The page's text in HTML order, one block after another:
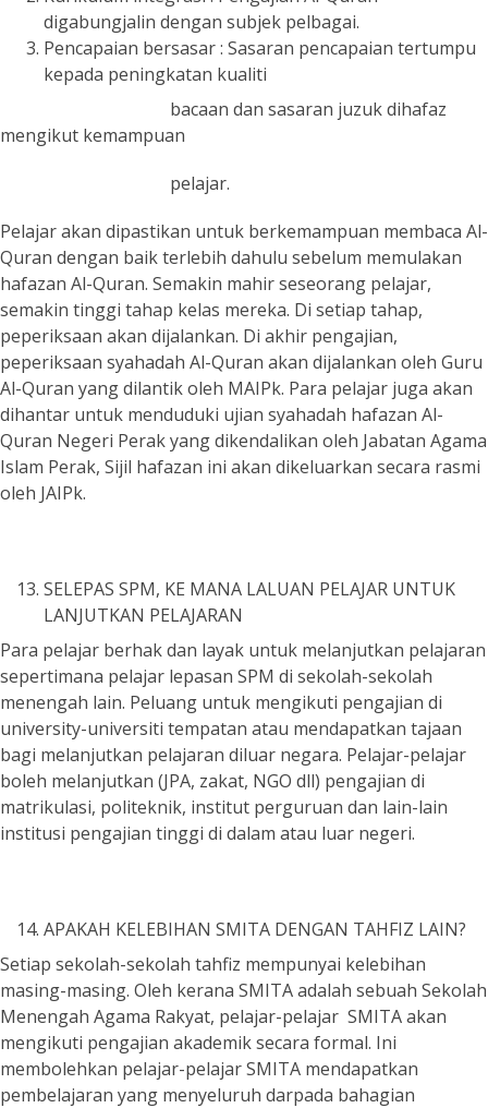
digabungjalin dengan subjek pelbagai.
Pencapaian bersasar : Sasaran pencapaian tertumpu
kepada peningkatan kualiti
bacaan dan sasaran juzuk dihafaz
mengikut kemampuan
pelajar.
Pelajar akan dipastikan untuk berkemampuan membaca Al-
Quran dengan baik terlebih dahulu sebelum memulakan
hafazan Al-Quran. Semakin mahir seseorang pelajar,
semakin tinggi tahap kelas mereka. Di setiap tahap,
peperiksaan akan dijalankan. Di akhir pengajian,
peperiksaan syahadah Al-Quran akan dijalankan oleh Guru
Al-Quran yang dilantik oleh MAIPk. Para pelajar juga akan
dihantar untuk menduduki ujian syahadah hafazan Al-
Quran Negeri Perak yang dikendalikan oleh Jabatan Agama
Islam Perak, Sijil hafazan ini akan dikeluarkan secara rasmi
oleh JAIPk.
SELEPAS SPM, KE MANA LALUAN PELAJAR UNTUK
LANJUTKAN PELAJARAN
Para pelajar berhak dan layak untuk melanjutkan pelajaran
sepertimana pelajar lepasan SPM di sekolah-sekolah
menengah lain. Peluang untuk mengikuti pengajian di
university-universiti tempatan atau mendapatkan tajaan
bagi melanjutkan pelajaran diluar negara. Pelajar-pelajar
boleh melanjutkan (JPA, zakat, NGO dll) pengajian di
matrikulasi, politeknik, institut perguruan dan lain-lain
institusi pengajian tinggi di dalam atau luar negeri.
APAKAH KELEBIHAN SMITA DENGAN TAHFIZ LAIN?
Setiap sekolah-sekolah tahfiz mempunyai kelebihan
masing-masing. Oleh kerana SMITA adalah sebuah Sekolah
Menengah Agama Rakyat, pelajar-pelajar SMITA akan
mengikuti pengajian akademik secara formal. Ini
membolehkan pelajar-pelajar SMITA mendapatkan
pembelajaran yang menyeluruh darpada bahagian